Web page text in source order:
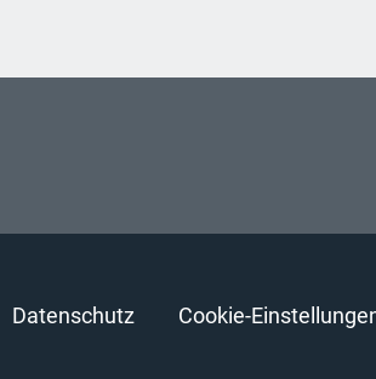
Datenschutz Cookie-